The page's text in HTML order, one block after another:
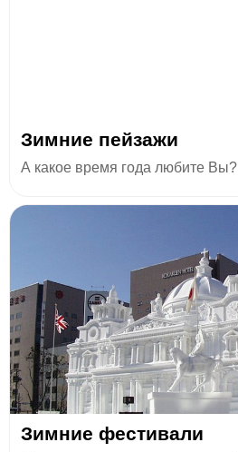
Зимние пейзажи
А какое время года любите Вы?
Зимние фестивали